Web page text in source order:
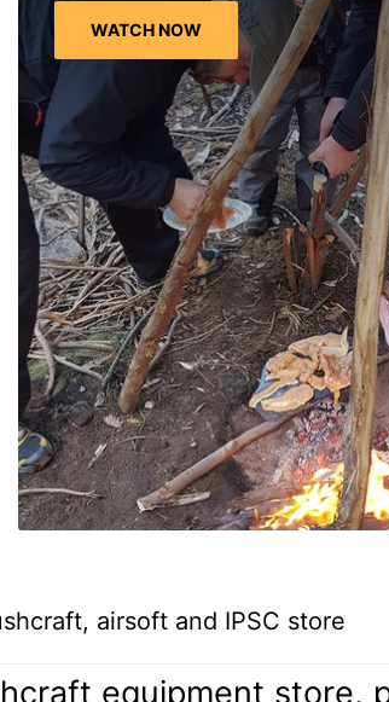
WATCH NOW
airsoft and IPSC store
equipment store,